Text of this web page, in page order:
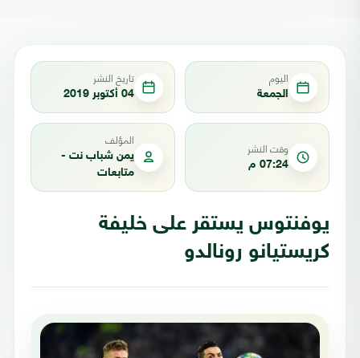
اليوم
الجمعة
تاريخ النشر
04 أكتوبر 2019
وقت النشر
07:24 م
المؤلف
يمن شباب نت -
متابعات
يوفنتوس يستقر على خليفة
كريستيانو رونالدو